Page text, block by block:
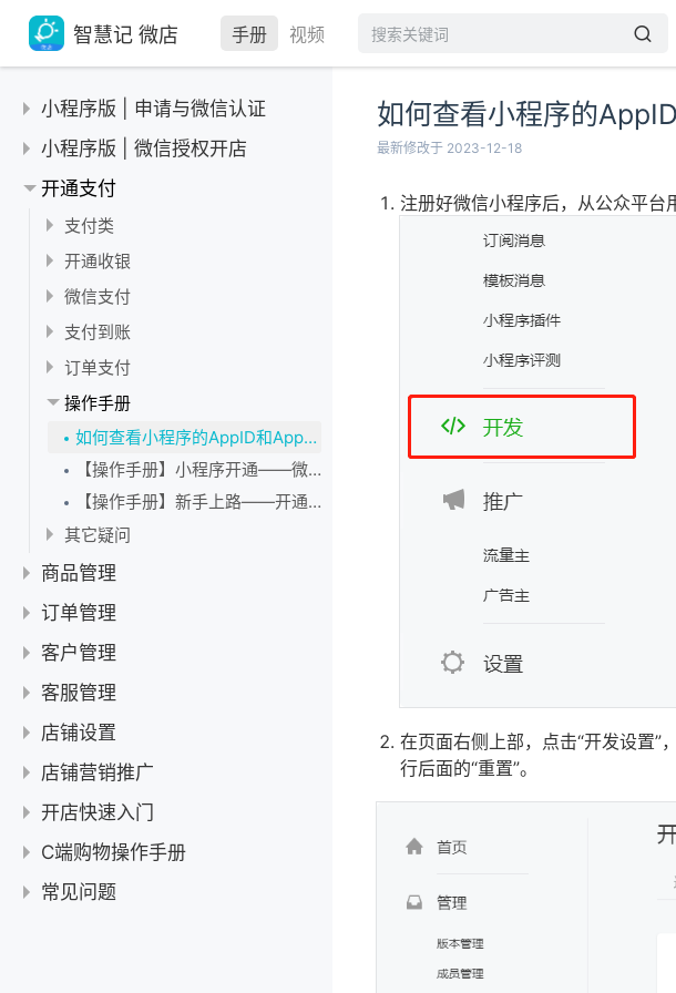
智慧记 微店 手册 视频
如何查看小程序的
最新修改于 2023-12-18
注册好微信小程序后，从公众平台
在页面右侧上部，点击“开发设置
行后面的“重置”。
小程序版 | 申请与微信认证
微信小程序
微信小程序主体变更
工商数据返回“企业信息或法定代表人信息不一致”
【微店小程序】如何添加小程序服务类目（可多选）？
注册申请微信小程序
小程序开通——小程序微信认证
小程序开通——填写小程序信息
我有小程序了，还要再注册一个微店的小程序吗？
小程序的登录密码显示不对
找回小程序登录账号和密码
填写小程序名称、简称
微信公众号
使用智慧微店的话有必要注册一个公众号吗？
给公众号做微信认证
小程序的邮箱和公众号的邮箱是否要一致？
微信公众号跟微信小程序是同一个账号吗？
把小程序关联到微信公众号
将小程序添加到微信公众号的菜单栏上
支付宝小程序
【干货】智慧微店支付宝小程序申请与授权指引
支付宝小程序如何自动获取会员手机号？
如何申请支付宝企业账户？
如何创建支付宝小程序？
小程序版 | 微信授权开店
扫码授权
多个店铺使用微店小程序
微信提示扫码授权成功，可以用智慧微店了吗？
查看小程序授权智慧微店是否成功
我填好小程序信息可以授权智慧微店了吗？
我有小程序了，可以扫码授权智慧微店吗？
如何解除小程序授权，并重新授权给智慧记？
小程序开通——小程序授权微店
审核须知
微信小程序服务类目审核失败
微信小程序审核商品失败
微信小程序审核结果的通知提醒
小程序的服务类目与实际商品描述不一致
小程序无具体运营内容
小程序涉及平台未允许的内容
【干货】智慧微店小程序版用不了？五步检查！
开通支付
支付类
【公告】扫码收银微信实名认证教程
【支付类】会员怎么在系统里面充值
【支付类】支付方式只有会员卡余额支付？
【支付类】微信支付100元扣多少手续费？
开通收银
【开通收银】为什么总是搜不到银行卡开户行？
【开通收银】收银申请选择对公，还是对私账户？
微信支付
微店开通B2b支付教程
与微信支付核验并签约
在微店里设置微信小程序的AppSecret
微信支付授权和开通发货
【微信支付】开通微信支付后，随便哪个微店都可以用吗？
【微信支付】微信支付的结算规则费率是0.6%
【微信支付】我已经有了商户号，还要再申请吗？
【微信支付】个体工商户开通微信支付一定要法人吗？
支付到账
微店B2B支付对账
微信支付提现和对账
【支付到账】微信支付没有到账，怎么办？
【支付到账】如何查询微信收银明细？
订单支付
【订单支付】货到付款和赊账如何收款？
【订单支付】余额支付如何收款？
【订单支付】微信支付（在线支付）如何收款？
操作手册
如何查看小程序的AppID和AppSecret？
【操作手册】小程序开通——微信支付
【操作手册】新手上路——开通手机收银
其它疑问
B2b支付手续费开票
注销微信支付商户号
【赠送营销】让别人帮我推广返红包，怎么设置？
开通收银的法人和结算人是同一人，怎么提交合照？
智慧记里的微信支付功跟小程序的微信支付一样吗
商品管理
价格设置
微店商品设置显示划线价格
会员分几个等级
设置成会员价，为什么客户登录依然是零售价？
微店系统会员价和零售价的规则
智慧记和微店价格的同步
同步问题
智慧记和微店的库存是否同步
智慧记货品图片更改后没有同步到微店
微店展示货品怎么把智慧记的货品名称给改了？
智慧记货品名称改了，在微店没有显示出来
智慧记新增了货品后，微店怎么都看不到？
商品编辑
商品——基本操作
微店展示类别是固定的吗？
微店商品详情页怎么上传图片
商品在微店可以单独设置单位吗？
单位/规格/类别/标签管理
商品分享
新增与上架
订单管理
订单操作
微店自动收货时间
微信支付订单要如何退货
能否删除微店订单
能否取消、关闭微店订单
微店订单打印错乱的处理方法
老用户 扣款成功但订单显示未支付的处理方法
客户管理
客户——基本操作
微信会员卡
会员修改
客户查询
客服管理
线上客服管理
店铺设置
配送设置
设置微店订单不满金额就加运费
设置微店订单不包邮
常用设置
怎么开通微店价格保护？
更改微店的店铺名称
消息推送
营销设置
店铺营销推广
操作设置
营销功能介绍
进店有礼&支付有礼 使用指引
其它疑问
店铺数据分析，其实没那么难
开店快速入门
常见问题
智慧微店操作手册合集
第四部分 客户管理
C端购物操作手册
购买&优惠
常见问题